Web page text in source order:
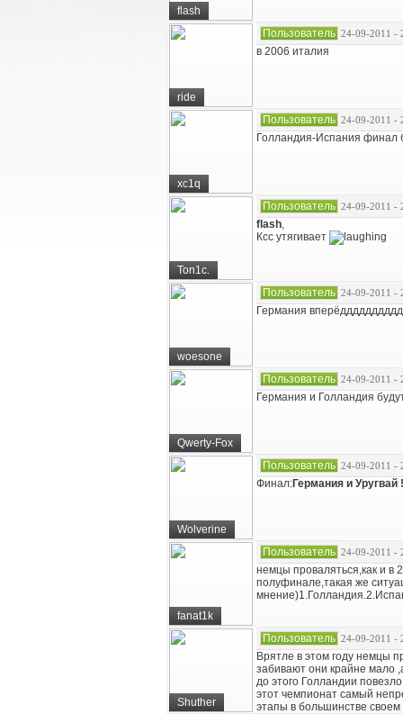
flash
ride
Пользователь 24-09-2011 -
в 2006 италия
xc1q
Пользователь 24-09-2011 -
Голландия-Испания финал
Ton1c.
Пользователь 24-09-2011 -
flash,
Ксс утягивает
woesone
Пользователь 24-09-2011 -
Германия
Qwerty-Fox
Пользователь 24-09-2011 -
Германия и Голландия
Wolverine
Пользователь 24-09-2011 -
Финал:Германия и Уругвай
fanat1k
Пользователь 24-09-2011 -
немцы проваляться,как и в
полуфинале,такая же
Shuther
Пользователь 24-09-2011 -
Врятле в этом году немцы
забивают они крайне мало
до этого Голландии
этот чемпионат самый
этапы в большинстве